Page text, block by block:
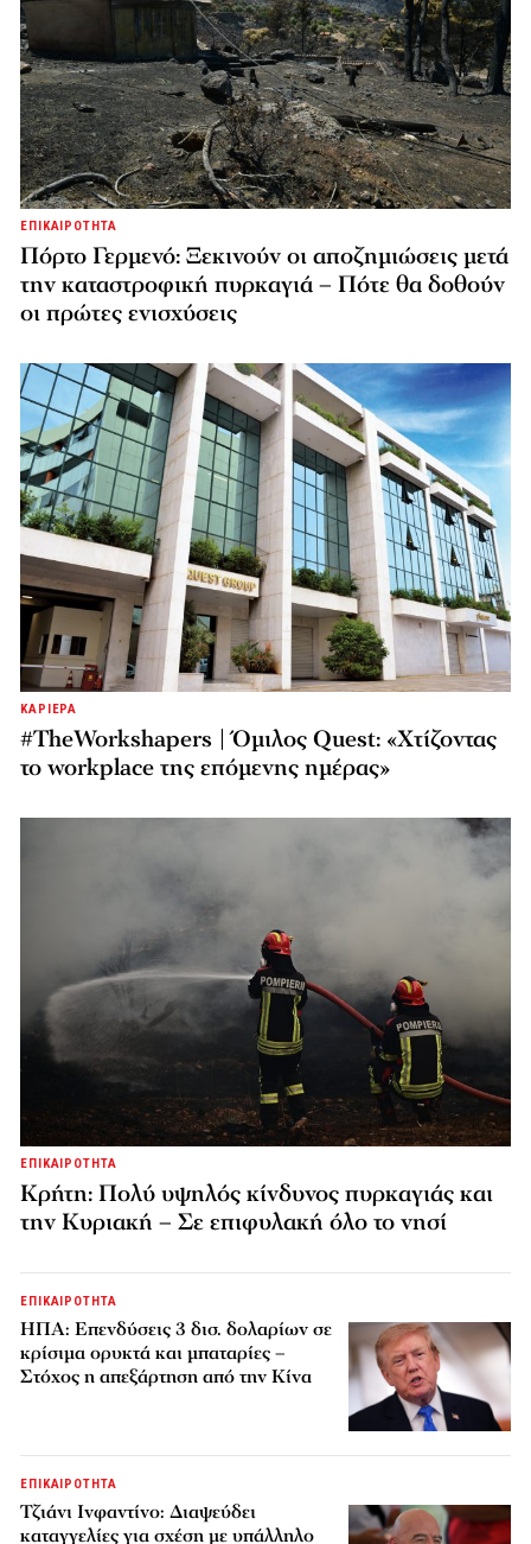
ΕΠΙΚΑΙΡΟΤΗΤΑ
Πόρτο Γερμενό: Ξεκινούν οι αποζημιώσεις μετά
την καταστροφική πυρκαγιά – Πότε θα δοθούν
οι πρώτες ενισχύσεις
ΚΑΡΙΕΡΑ
#TheWorkshapers | Όμιλος Quest: «Χτίζοντας
το workplace της επόμενης ημέρας»
ΕΠΙΚΑΙΡΟΤΗΤΑ
Κρήτη: Πολύ υψηλός κίνδυνος πυρκαγιάς και
την Κυριακή – Σε επιφυλακή όλο το νησί
ΕΠΙΚΑΙΡΟΤΗΤΑ
ΗΠΑ: Επενδύσεις 3 δισ. δολαρίων σε
κρίσιμα ορυκτά και μπαταρίες –
Στόχος η απεξάρτηση από την Κίνα
ΕΠΙΚΑΙΡΟΤΗΤΑ
Τζιάνι Ινφαντίνο: Διαψεύδει
καταγγελίες για σχέση με υπάλληλο